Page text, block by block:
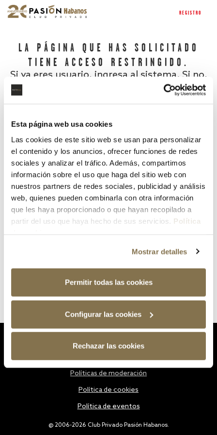
Esta página web usa cookies
Las cookies de este sitio web se usan para personalizar
el contenido y los anuncios, ofrecer funciones de redes
sociales y analizar el tráfico. Además, compartimos
información sobre el uso que haga del sitio web con
nuestros partners de redes sociales, publicidad y análisis
web, quienes pueden combinarla con otra información
que les haya proporcionado o que hayan recopilado a
partir del uso que haya hecho de sus servicios. Política
Mostrar detalles
Permitir todas las cookies
Configurar las cookies
Rechazar las cookies
REGISTRO
LA PÁGINA QUE HAS SOLICITADO
TIENE ACCESO RESTRINGIDO.
Si ya eres usuario, ingresa al sistema. Si no,
¿Has olvidado tu contraseña?
@ 2006-2026 Club Privado Pasión Habanos.
Políticas de moderación
Política de cookies
Política de eventos